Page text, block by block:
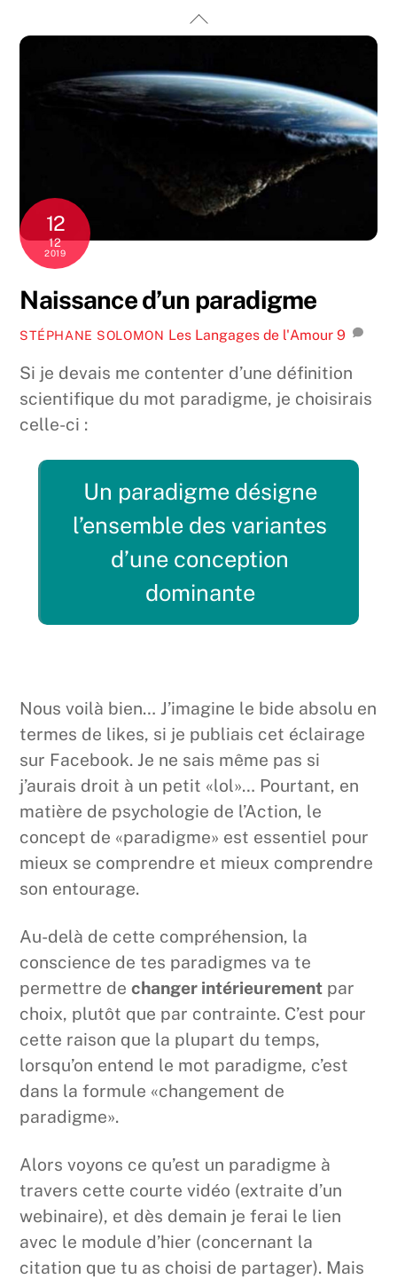
12
12
2019
Naissance d’un paradigme
STÉPHANE SOLOMON Les Langages de l'Amour 9
Si je devais me contenter d’une définition
scientifique du mot paradigme, je choisirais
celle-ci :
Un paradigme désigne
l’ensemble des variantes
d’une conception
dominante
Nous voilà bien… J’imagine le bide absolu en
termes de likes, si je publiais cet éclairage
sur Facebook. Je ne sais même pas si
j’aurais droit à un petit «lol»… Pourtant, en
matière de psychologie de l’Action, le
concept de «paradigme» est essentiel pour
mieux se comprendre et mieux comprendre
son entourage.
Au-delà de cette compréhension, la
conscience de tes paradigmes va te
permettre dechanger intérieurement par
choix, plutôt que par contrainte. C’est pour
cette raison que la plupart du temps,
lorsqu’on entend le mot paradigme, c’est
dans la formule «changement de
paradigme».
Alors voyons ce qu’est un paradigme à
travers cette courte vidéo (extraite d’un
webinaire), et dès demain je ferai le lien
avec le module d’hier (concernant la
citation que tu as choisi de partager). Mais
Back
Top